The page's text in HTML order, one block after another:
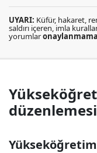
UYARI: Küfür, hakaret,
saldırı içeren, imla
yorumlar